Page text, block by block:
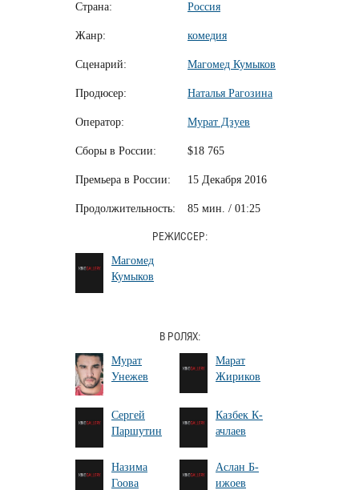
Страна: Россия
Жанр: комедия
Сценарий: Магомед Кумыков
Продюсер: Наталья Рагозина
Оператор: Мурат Дзуев
Сборы в России: $18 765
Премьера в России: 15 Декабря 2016
Продолжительность: 85 мин. / 01:25
РЕЖИССЕР:
Магомед
Кумыков
В РОЛЯХ:
Мурат
Унежев
Марат
Жириков
Серг­ей
Паршутин
Казбек К­
ачлаев
Назима
Гоова
Аслан Б­
ижоев